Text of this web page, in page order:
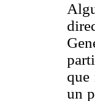
que
un